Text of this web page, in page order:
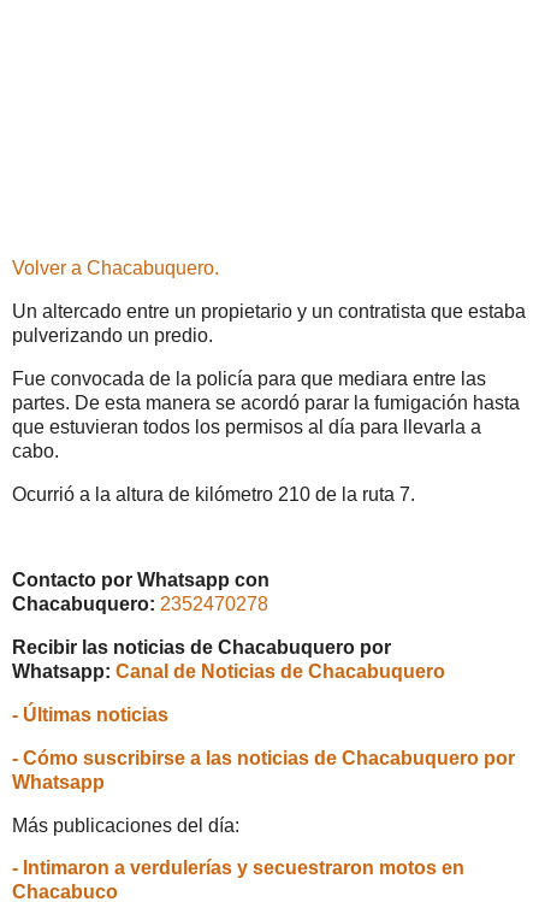
Volver a Chacabuquero.
Un altercado entre un propietario y un contratista que estaba
pulverizando un predio.
Fue convocada de la policía para que mediara entre las
partes. De esta manera se acordó parar la fumigación hasta
que estuvieran todos los permisos al día para llevarla a
cabo.
Ocurrió a la altura de kilómetro 210 de la ruta 7.
Contacto por Whatsapp con
Chacabuquero: 2352470278
Recibir las noticias de Chacabuquero por
Whatsapp: Canal de Noticias de Chacabuquero
- Últimas noticias
- Cómo suscribirse a las noticias de Chacabuquero por
Whatsapp
Más publicaciones del día:
- Intimaron a verdulerías y secuestraron motos en
Chacabuco